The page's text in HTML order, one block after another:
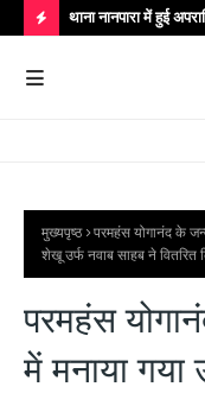
O
S
थाना नानपारा में हुई
गोली बिजली के तार
अधीक्षक बहराइच सहित
मुख्यपृष्ठ
परमहंस योगानंद के
शेखू उर्फ नवाब साहब ने
परमहंस
में मनाया